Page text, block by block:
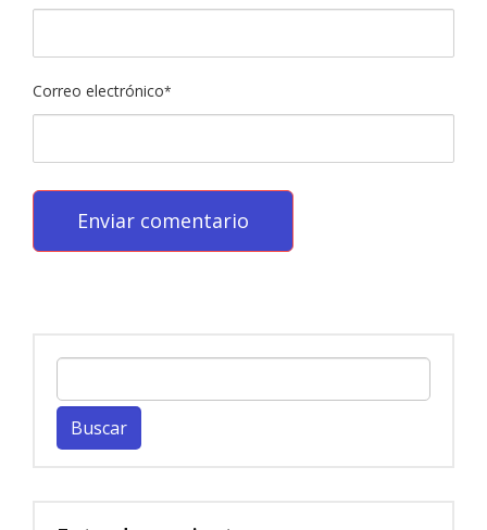
Correo electrónico*